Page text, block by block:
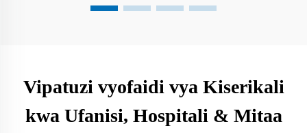
Vipatuzi vyofaidi vya Kiserikali
kwa Ufanisi, Hospitali & Mitaa